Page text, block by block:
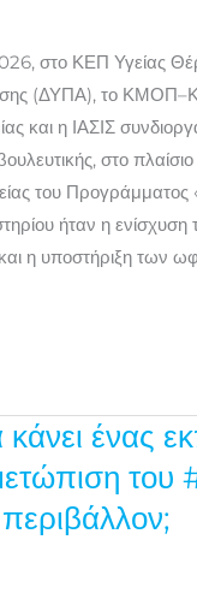
στο ΚΕΠ Υγείας
(ΔΥΠΑ), το
και η ΙΑΣΙΣ
στο
του Προγράμματος
ήταν η ενίσχυση
η υποστήριξη των
ένας